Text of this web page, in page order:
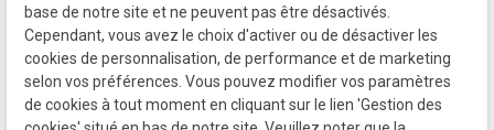
Mentions
légales
Politique de
confidentialité
Gestion
des
Plan du
site
base de notre site et ne peuvent pas être désactivés.
Cependant, vous avez le choix d'activer ou de désactiver les
cookies de personnalisation, de performance et de marketing
selon vos préférences. Vous pouvez modifier vos paramètres
de cookies à tout moment en cliquant sur le lien 'Gestion des